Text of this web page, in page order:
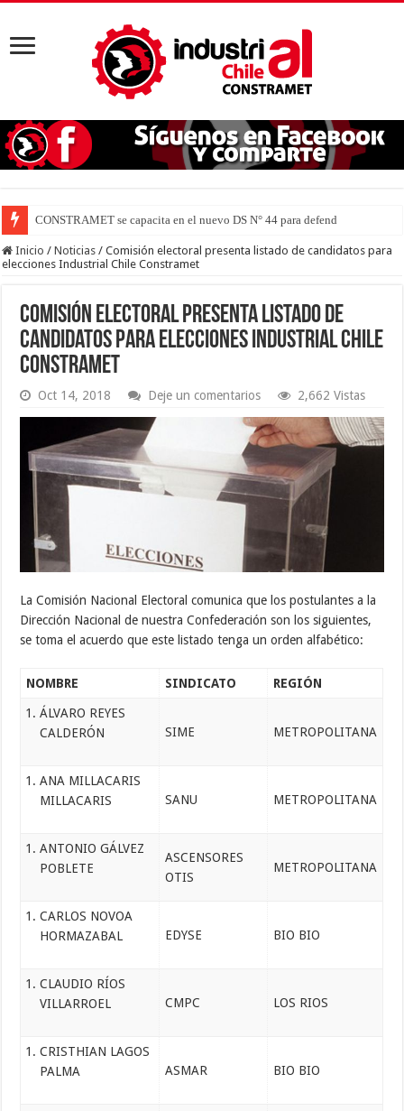
CONSTRAMET se capacita en el nuevo DS N° 44 para defender la vida
Inicio / Noticias / Comisión electoral presenta listado de candidatos para
elecciones Industrial Chile Constramet
Comisión electoral presenta listado de
candidatos para elecciones Industrial Chile
Constramet
Oct 14, 2018 Deje un comentarios 2,662 Vistas
La Comisión Nacional Electoral comunica que los postulantes a la
Dirección Nacional de nuestra Confederación son los siguientes,
se toma el acuerdo que este listado tenga un orden alfabético:
NOMBRE SINDICATO REGIÓN
ÁLVARO REYES
CALDERÓN
SIME METROPOLITANA
ANA MILLACARIS
MILLACARIS
SANU METROPOLITANA
ANTONIO GÁLVEZ
POBLETE
ASCENSORES
OTIS
METROPOLITANA
CARLOS NOVOA
HORMAZABAL
EDYSE BIO BIO
CLAUDIO RÍOS
VILLARROEL
CMPC LOS RIOS
CRISTHIAN LAGOS
PALMA
ASMAR BIO BIO